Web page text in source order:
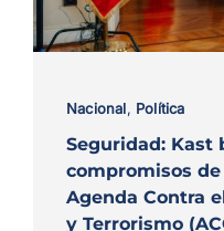
Nacional, Política
Seguridad: Kast
compromisos
Agenda Contra
y Terrorismo